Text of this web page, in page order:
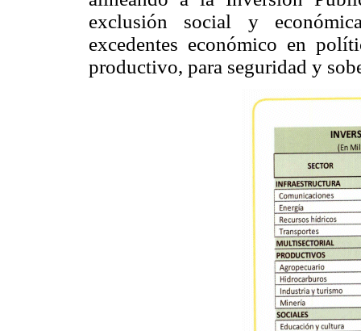
exclusión social y
excedentes económico en
productivo, para seguridad y